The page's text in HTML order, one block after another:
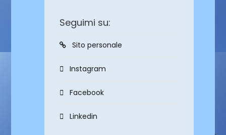
Seguimi su:
Sito personale
Instagram
Facebook
Linkedin